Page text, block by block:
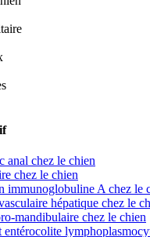
anal chez le chien
chez le chien
immunoglobuline A chez le
hépatique chez le
mandibulaire chez le chien
entérocolite